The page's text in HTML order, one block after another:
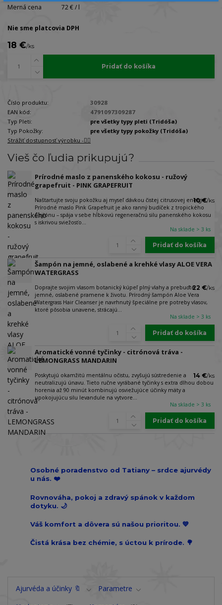
Merná cena
72 € / l
Nie sme platcovia DPH
18 €/ks
Pridať do košíka
Číslo produktu:
30928
EAN kód:
4791097309287
Typ Pleti:
pre všetky typy pleti (Tridóša)
Typ Pokožky:
pre všetky typy pokožky (Tridóša)
Strážiť dostupnosť výrobku -🐕‍🦺
Vieš čo ľudia prikupujú?
Prírodné maslo z panenského kokosu - ružový
grapefruit - PINK GRAPEFRUIT
Naštartujte svoju pokožku aj myseľ dávkou čistej citrusovej energie.
Prírodné maslo Pink Grapefruit je ako ranný budíček z tropického
Cejlónu – spája v sebe hĺbkovú regeneračnú silu panenského kokosu
s iskrivou sviežosťo...
10 €/ks
Na sklade > 3 ks
Pridať do košíka
Šampón na jemné, oslabené a krehké vlasy ALOE VERA
WATERGRASS
Doprajte svojim vlasom botanický kúpeľ plný vlahy a prebuďte
jemné, oslabené pramene k životu. Prírodný šampón Aloe Vera
Watergrass Hair Cleanser je navrhnutý špeciálne pre potreby vlasov,
ktoré pôsobia unavene, strácajú...
22 €/ks
Na sklade > 3 ks
Pridať do košíka
Aromatické vonné tyčinky - citrónová tráva -
LEMONGRASS MANDARIN
Poskytujú okamžitú mentálnu očistu, zvyšujú sústredenie a
neutralizujú únavu. Tieto ručne vyrábané tyčinky s extra dlhou dobou
horenia až 90 minút kombinujú osviežujúce účinky mäty a
upokojujúcu silu levandule na vytvore...
14 €/ks
Na sklade > 3 ks
Pridať do košíka
Osobné poradenstvo od Tatiany – srdce ajurvédy
u nás. ❤️
Rovnováha, pokoj a zdravý spánok v každom
dotyku. 🌙
Váš komfort a dôvera sú našou prioritou. 💙
Čistá krása bez chémie, s úctou k prírode. 🌳
Ajurvéda a účinky 🔖
Parametre